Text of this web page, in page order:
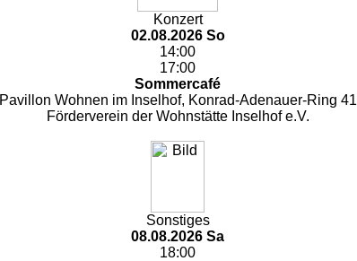
Konzert
02.08.2026 So
14:00
17:00
Sommercafé
Pavillon Wohnen im Inselhof, Konrad-Adenauer-Ring 41
Förderverein der Wohnstätte Inselhof e.V.
Sonstiges
08.08.2026 Sa
18:00